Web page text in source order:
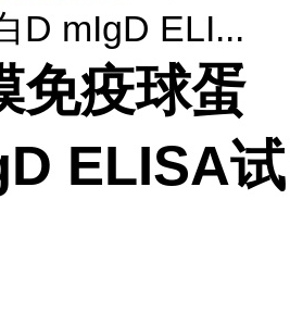
D mIgD ELI...
免疫球蛋
ELISA试